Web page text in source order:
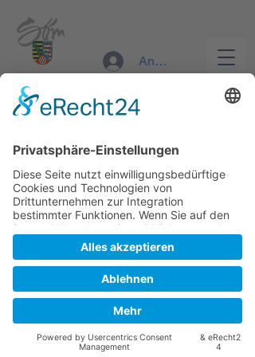
Anmelden
Veranstaltungen ansehen
Rettungsdienst Sömmerda
nilstuerpitz@googlemail.com
Erstellt vonSA-webdesign ©2025RettungsDienst